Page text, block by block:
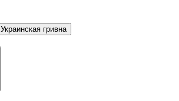
Украинская гривна